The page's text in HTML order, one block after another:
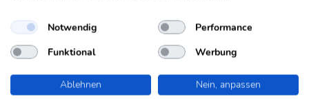
Stadt in South Dakota Huron (5)
Stadt in Süddakota Huron (5)
Stadt in Texas Huron (5)
Notwendig
Performance
Funktional
Werbung
Ablehnen
Nein, anpassen